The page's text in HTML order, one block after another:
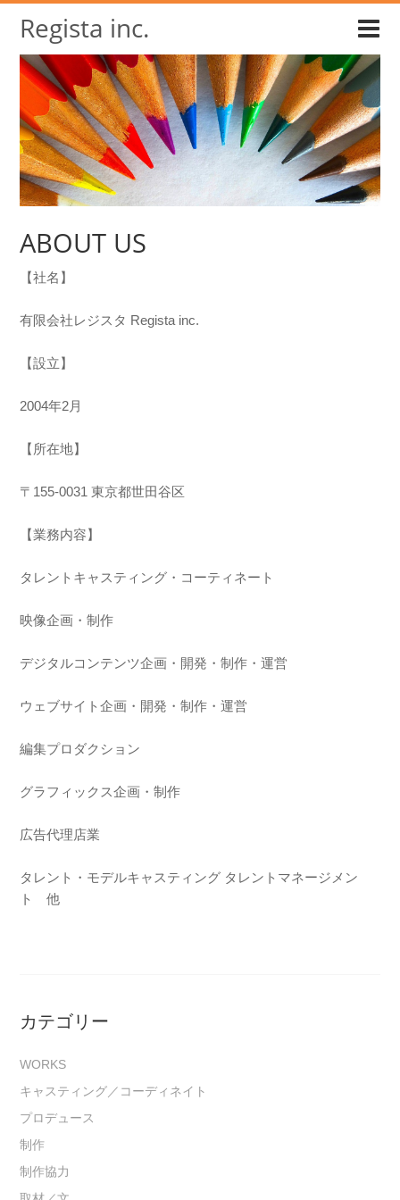
Regista inc.
ABOUT US
【社名】
有限会社レジスタ Regista inc.
【設立】
2004年2月
【所在地】
〒155-0031 東京都世田谷区
【業務内容】
タレントキャスティング・コーティネート
映像企画・制作
デジタルコンテンツ企画・開発・制作・運営
ウェブサイト企画・開発・制作・運営
編集プロダクション
グラフィックス企画・制作
広告代理店業
タレント・モデルキャスティング タレントマネージメン
ト 他
カテゴリー
WORKS
キャスティング／コーディネイト
プロデュース
制作
制作協力